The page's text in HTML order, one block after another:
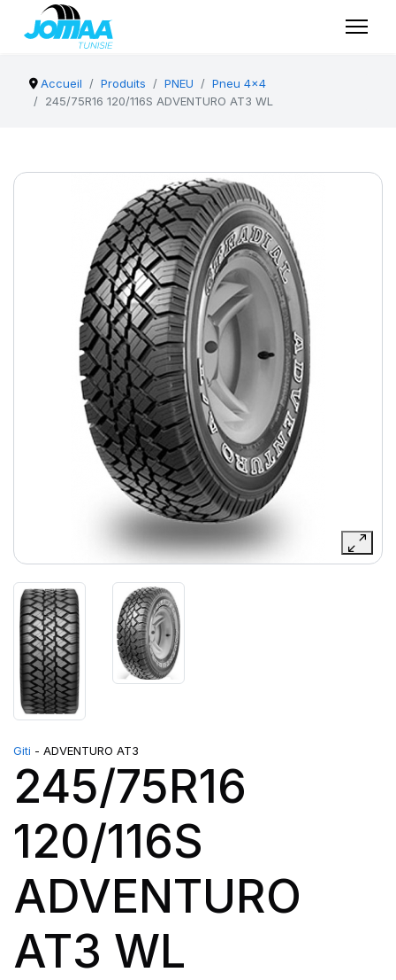
Accueil Produits PNEU
Pneu 4x4
245/75R16 120/116S ADVENTURO AT3 WL
Giti - ADVENTURO AT3
245/75R16
120/116S
ADVENTURO
AT3 WL